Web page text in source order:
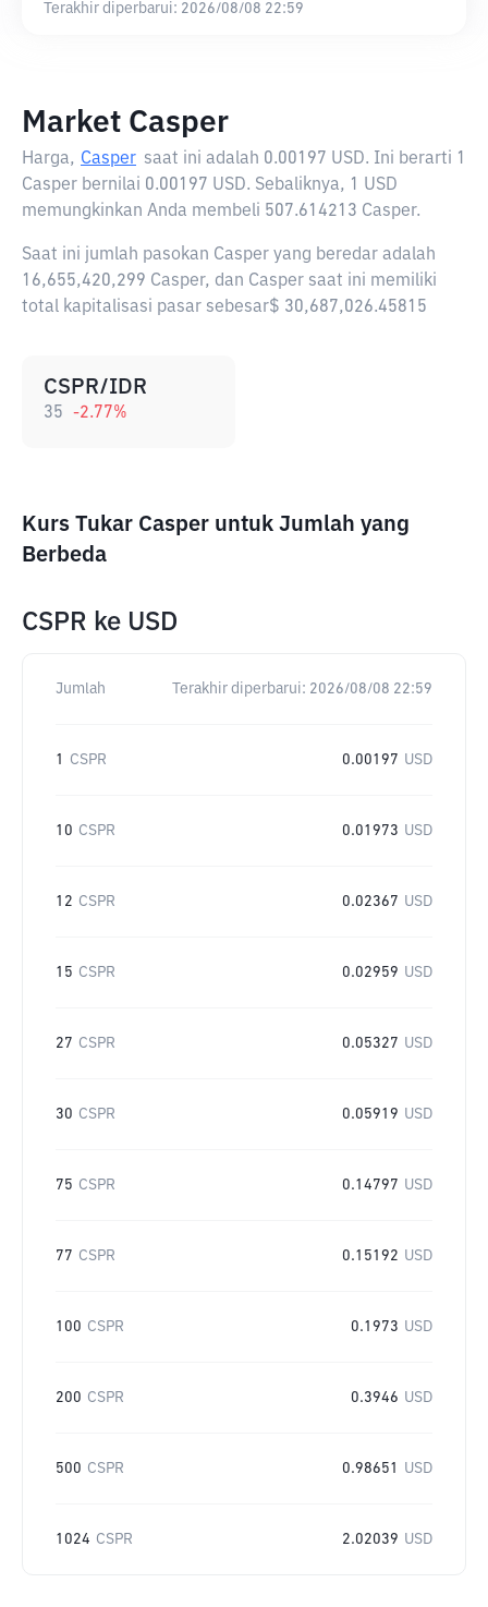
Terakhir diperbarui: 2026/08/08 22:59
Market Casper
Harga, Casper saat ini adalah 0.00197 USD. Ini berarti 1
Casper bernilai 0.00197 USD. Sebaliknya, 1 USD
memungkinkan Anda membeli 507.614213 Casper.
Saat ini jumlah pasokan Casper yang beredar adalah
16,655,420,299 Casper, dan Casper saat ini memiliki
total kapitalisasi pasar sebesar$ 30,687,026.45815
CSPR/IDR
35 -2.77%
Kurs Tukar Casper untuk Jumlah yang
Berbeda
CSPR ke USD
Jumlah Terakhir diperbarui: 2026/08/08 22:59
1 CSPR 0.00197 USD
10 CSPR 0.01973 USD
12 CSPR 0.02367 USD
15 CSPR 0.02959 USD
27 CSPR 0.05327 USD
30 CSPR 0.05919 USD
75 CSPR 0.14797 USD
77 CSPR 0.15192 USD
100 CSPR 0.1973 USD
200 CSPR 0.3946 USD
500 CSPR 0.98651 USD
1024 CSPR 2.02039 USD